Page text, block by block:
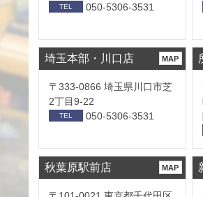
TEL 050-5306-3531
埼玉本部・川口店 MAP
〒333-0866 埼玉県川口市芝
2丁目9-22
TEL 050-5306-3531
秋葉原駅前店 MAP